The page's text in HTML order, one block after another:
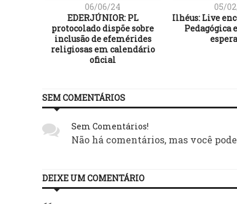
06/06/24
EDERJÚNIOR: PL
protocolado dispõe sobre
inclusão de efemérides
religiosas em calendário
oficial
05/
Ilhéus: Live
Pedagógica
SEM COMENTÁRIOS
Sem Comentários!
Não há comentários, mas você
DEIXE UM COMENTÁRIO